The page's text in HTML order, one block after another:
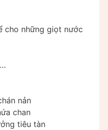
cho những giọt nước
nản
chan
tiêu tàn